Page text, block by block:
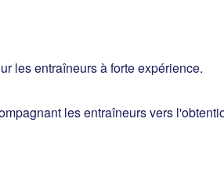
les entraîneurs à forte expérience.
les entraîneurs vers